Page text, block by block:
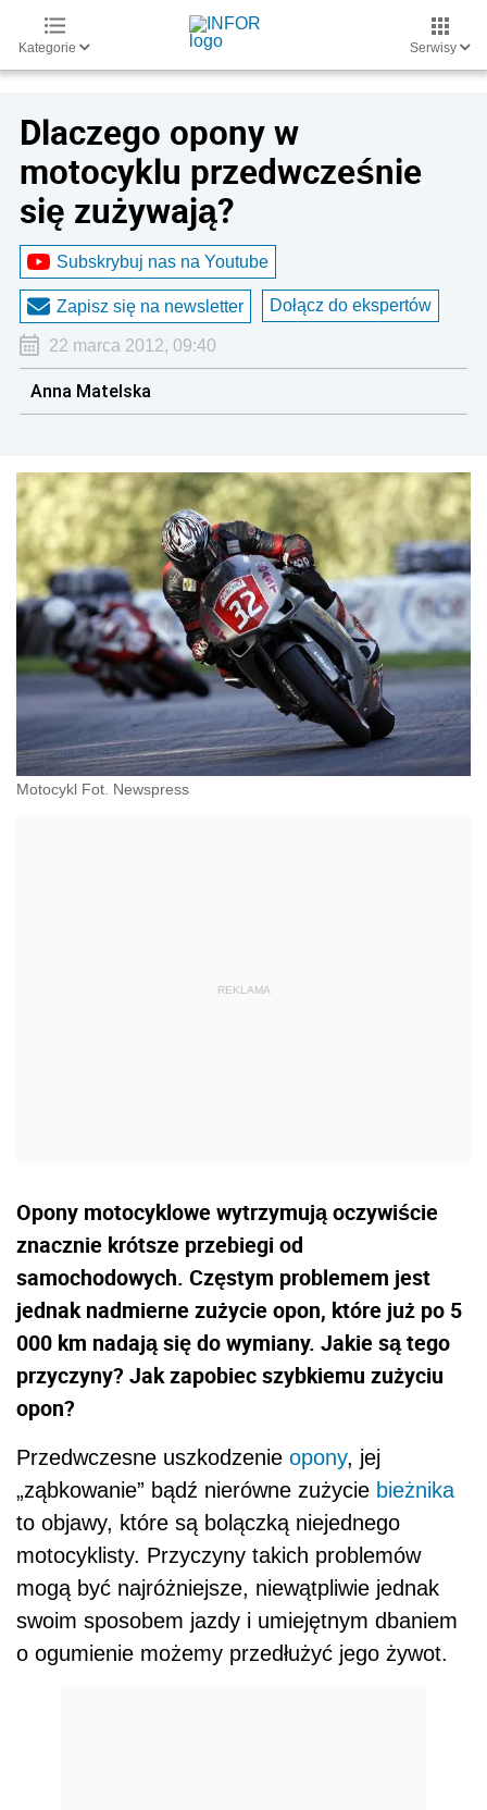
Kategorie Serwisy
Dlaczego opony w
motocyklu przedwcześnie
się zużywają?
Subskrybuj nas na Youtube
Zapisz się na newsletter Dołącz do ekspertów
22 marca 2012, 09:40
Anna Matelska
Motocykl Fot. Newspress
Opony motocyklowe wytrzymują oczywiście
znacznie krótsze przebiegi od
samochodowych. Częstym problemem jest
jednak nadmierne zużycie opon, które już po 5
000 km nadają się do wymiany. Jakie są tego
przyczyny? Jak zapobiec szybkiemu zużyciu
opon?
Przedwczesne uszkodzenie opony, jej
„ząbkowanie” bądź nierówne zużycie bieżnika
to objawy, które są bolączką niejednego
motocyklisty. Przyczyny takich problemów
mogą być najróżniejsze, niewątpliwie jednak
swoim sposobem jazdy i umiejętnym dbaniem
o ogumienie możemy przedłużyć jego żywot.